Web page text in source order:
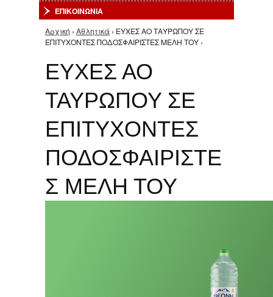
ΕΠΙΚΟΙΝΩΝΙΑ
Είστε εδώ
Αρχική › Αθλητικά › ΕΥΧΕΣ ΑΟ ΤΑΥΡΩΠΟΥ ΣΕ
ΕΠΙΤΥΧOΝΤΕΣ ΠΟΔΟΣΦΑΙΡΙΣΤΕΣ ΜΕΛΗ ΤΟΥ ›
ΕΥΧΕΣ ΑΟ
ΤΑΥΡΩΠΟΥ ΣΕ
ΕΠΙΤΥΧOΝΤΕΣ
ΠΟΔΟΣΦΑΙΡΙΣΤΕ
Σ ΜΕΛΗ ΤΟΥ